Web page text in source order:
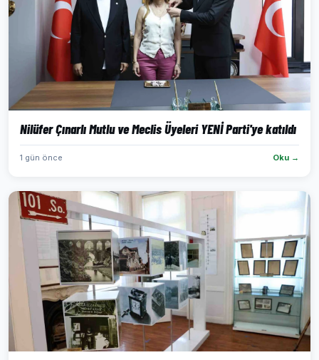
Nilüfer Çınarlı Mutlu ve Meclis Üyeleri YENİ Parti'ye katıldı
1 gün önce Oku →